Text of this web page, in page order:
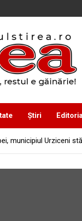
Știri
municipiul Urziceni